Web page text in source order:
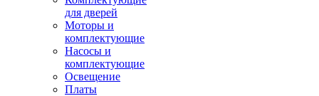
для дверей
Моторы и
комплектующие
Насосы и
комплектующие
Освещение
Платы